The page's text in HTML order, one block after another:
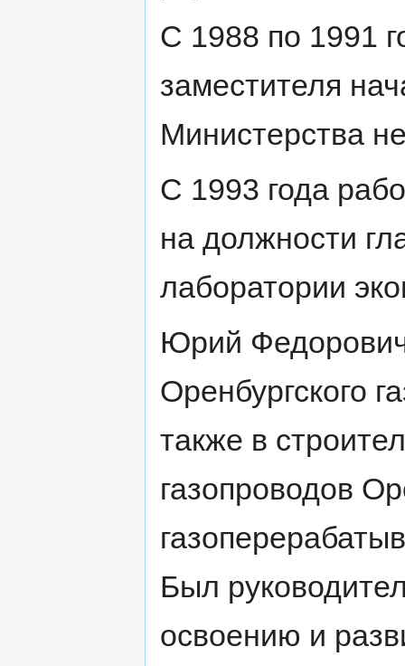
С 1988 по 1991
заместителя
Министерства
С 1993 года
на должности
лаборатории
Юрий
Оренбургского
также в
газопроводов
Был
освоению и